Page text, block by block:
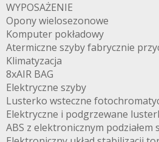
WYPOSAŻENIE
Opony wielosezonowe
Komputer pokładowy
Atermiczne szyby fabrycznie
Klimatyzacja
8xAIR BAG
Elektryczne szyby
Lusterko wsteczne
Elektryczne i podgrzewane
ABS z elektronicznym podziałem